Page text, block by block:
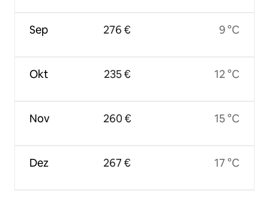
Sep
Okt
Nov
Dez
276 €
235 €
260 €
267 €
9 °C
12 °C
15 °C
17 °C